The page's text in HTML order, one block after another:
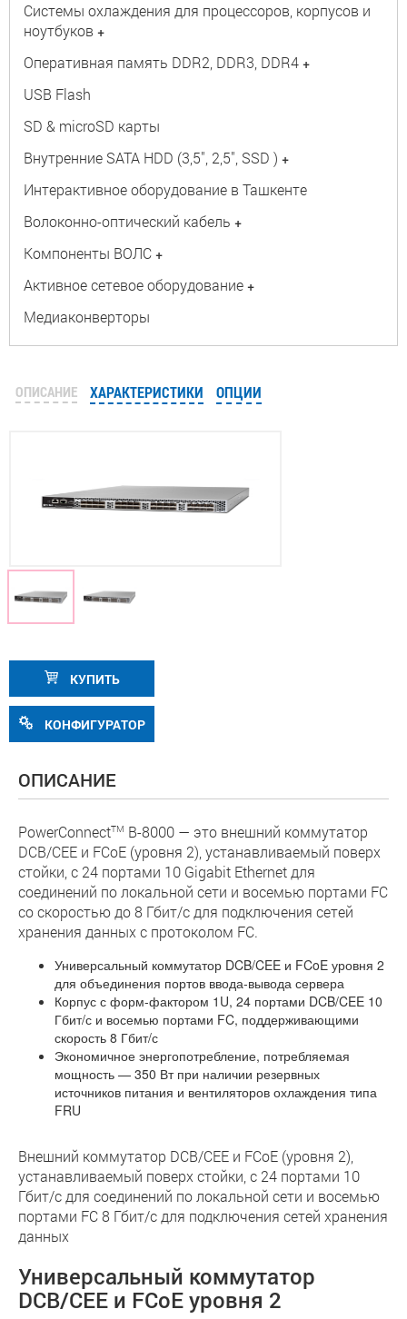
Системы охлаждения для процессоров, корпусов и
ноутбуков +
Оперативная память DDR2, DDR3, DDR4 +
USB Flash
SD & microSD карты
Внутренние SATA HDD (3,5", 2,5", SSD ) +
Интерактивное оборудование в Ташкенте
Волоконно-оптический кабель +
Компоненты ВОЛС +
Активное сетевое оборудование +
Медиаконверторы
ОПИСАНИЕ ХАРАКТЕРИСТИКИ ОПЦИИ
КУПИТЬ
КОНФИГУРАТОР
ОПИСАНИЕ
PowerConnectTM B-8000 — это внешний коммутатор
DCB/CEE и FCoE (уровня 2), устанавливаемый поверх
стойки, с 24 портами 10 Gigabit Ethernet для
соединений по локальной сети и восемью портами FC
со скоростью до 8 Гбит/с для подключения сетей
хранения данных с протоколом FC.
Универсальный коммутатор DCB/CEE и FCoE уровня 2
для объединения портов ввода-вывода сервера
Корпус с форм-фактором 1U, 24 портами DCB/CEE 10
Гбит/с и восемью портами FC, поддерживающими
скорость 8 Гбит/с
Экономичное энергопотребление, потребляемая
мощность — 350 Вт при наличии резервных
источников питания и вентиляторов охлаждения типа
FRU
Внешний коммутатор DCB/CEE и FCoE (уровня 2),
устанавливаемый поверх стойки, с 24 портами 10
Гбит/с для соединений по локальной сети и восемью
портами FC 8 Гбит/с для подключения сетей хранения
данных
Универсальный коммутатор
DCB/CEE и FCoE уровня 2